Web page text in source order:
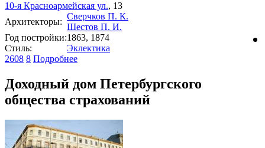
10-я Красноармейская ул., 13
Архитекторы:
Сверчков П. К.
Шестов П. И.
Год постройки:1863, 1874
Стиль:
Эклектика
2608 8 Подробнее
Доходный дом Петербургского
общества страхований